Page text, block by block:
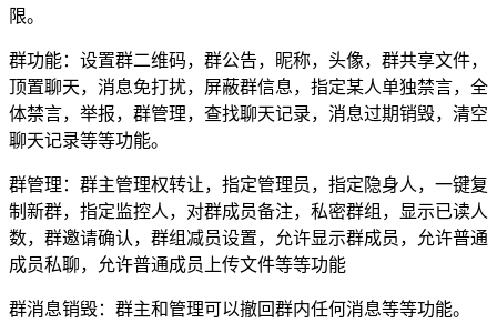
限。
群功能：设置群二维码，群公告，昵称，头像，群共享文件，
顶置聊天，消息免打扰，屏蔽群信息，指定某人单独禁言，全
体禁言，举报，群管理，查找聊天记录，消息过期销毁，清空
聊天记录等等功能。
群管理：群主管理权转让，指定管理员，指定隐身人，一键复
制新群，指定监控人，对群成员备注，私密群组，显示已读人
数，群邀请确认，群组减员设置，允许显示群成员，允许普通
成员私聊，允许普通成员上传文件等等功能
群消息销毁：群主和管理可以撤回群内任何消息等等功能。